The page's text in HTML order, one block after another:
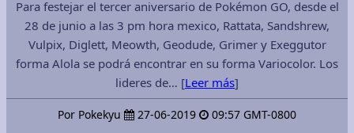
Para festejar el tercer aniversario de Pokémon GO, desde el
28 de junio a las 3 pm hora mexico, Rattata, Sandshrew,
Vulpix, Diglett, Meowth, Geodude, Grimer y Exeggutor
forma Alola se podrá encontrar en su forma Variocolor. Los
lideres de… [Leer más]
Por Pokekyu 27-06-2019 09:57 GMT-0800